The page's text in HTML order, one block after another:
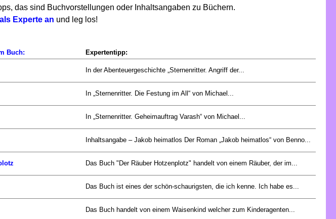
das sind Buchvorstellungen oder Inhaltsangaben zu Büchern.
Experte an und leg los!
Buch: Expertentipp:
In der Abenteuergeschichte „Sternenritter. Angriff der...
In „Sternenritter. Die Festung im All“ von Michael...
In „Sternenritter. Geheimauftrag Varash“ von Michael...
Inhaltsangabe – Jakob heimatlos Der Roman „Jakob heimatlos“ von Benno...
Das Buch "Der Räuber Hotzenplotz" handelt von einem Räuber, der im...
Das Buch ist eines der schön-schaurigsten, die ich kenne. Ich habe es...
Das Buch handelt von einem Waisenkind welcher zum Kinderagenten...